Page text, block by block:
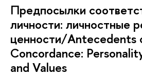
Предпосылки
личности: личностные
ценности/Antecedents
Concordance:
and Values